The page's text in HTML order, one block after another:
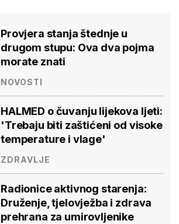
Provjera stanja štednje u
drugom stupu: Ova dva pojma
morate znati
NOVOSTI
HALMED o čuvanju lijekova ljeti:
'Trebaju biti zaštićeni od visoke
temperature i vlage'
ZDRAVLJE
Radionice aktivnog starenja:
Druženje, tjelovježba i zdrava
prehrana za umirovljenike